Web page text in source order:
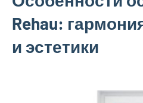
Rehau:
и эстетики